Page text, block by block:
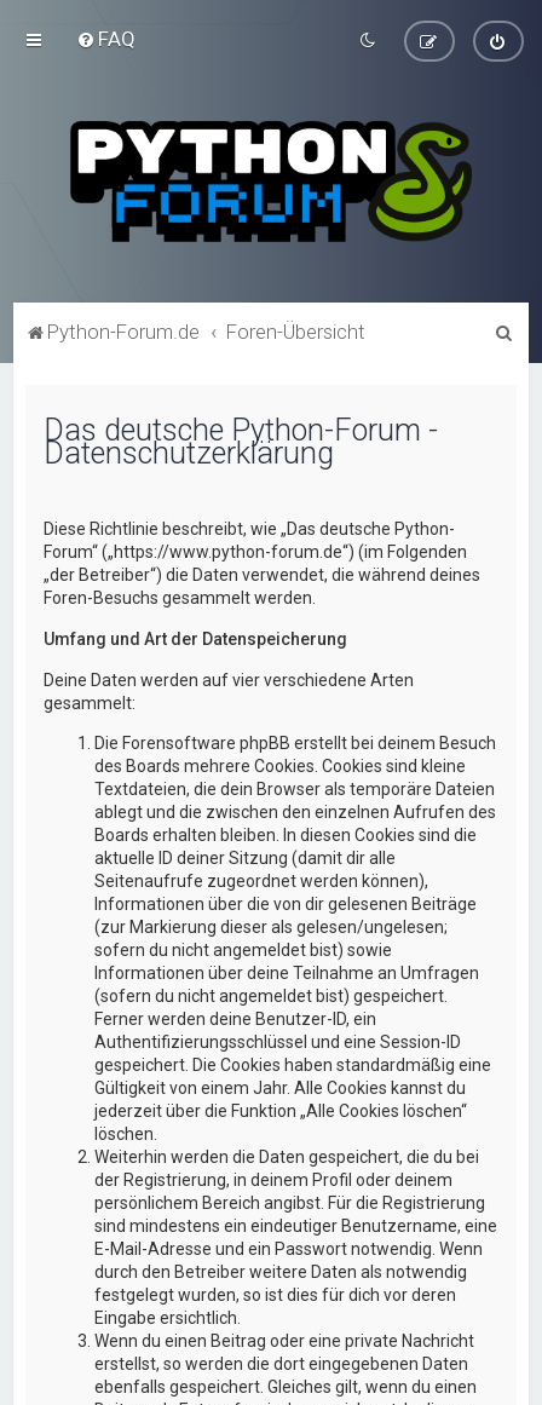
FAQ
Python-Forum.de Foren-Übersicht
Das deutsche Python-Forum -
Datenschutzerklärung
Diese Richtlinie beschreibt, wie „Das deutsche Python-
Forum“ („https://www.python-forum.de“) (im Folgenden
„der Betreiber“) die Daten verwendet, die während deines
Foren-Besuchs gesammelt werden.
Umfang und Art der Datenspeicherung
Deine Daten werden auf vier verschiedene Arten
gesammelt:
Die Forensoftware phpBB erstellt bei deinem Besuch
des Boards mehrere Cookies. Cookies sind kleine
Textdateien, die dein Browser als temporäre Dateien
ablegt und die zwischen den einzelnen Aufrufen des
Boards erhalten bleiben. In diesen Cookies sind die
aktuelle ID deiner Sitzung (damit dir alle
Seitenaufrufe zugeordnet werden können),
Informationen über die von dir gelesenen Beiträge
(zur Markierung dieser als gelesen/ungelesen;
sofern du nicht angemeldet bist) sowie
Informationen über deine Teilnahme an Umfragen
(sofern du nicht angemeldet bist) gespeichert.
Ferner werden deine Benutzer-ID, ein
Authentifizierungsschlüssel und eine Session-ID
gespeichert. Die Cookies haben standardmäßig eine
Gültigkeit von einem Jahr. Alle Cookies kannst du
jederzeit über die Funktion „Alle Cookies löschen“
löschen.
Weiterhin werden die Daten gespeichert, die du bei
der Registrierung, in deinem Profil oder deinem
persönlichem Bereich angibst. Für die Registrierung
sind mindestens ein eindeutiger Benutzername, eine
E-Mail-Adresse und ein Passwort notwendig. Wenn
durch den Betreiber weitere Daten als notwendig
festgelegt wurden, so ist dies für dich vor deren
Eingabe ersichtlich.
Wenn du einen Beitrag oder eine private Nachricht
erstellst, so werden die dort eingegebenen Daten
ebenfalls gespeichert. Gleiches gilt, wenn du einen